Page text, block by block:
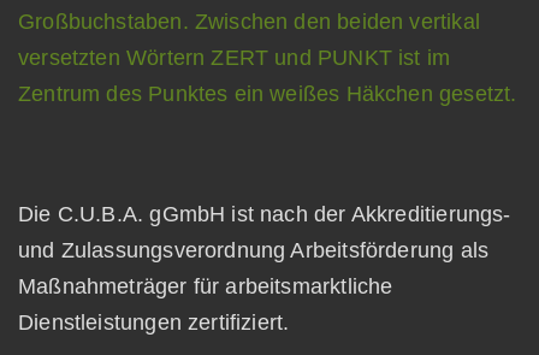
Die C.U.B.A. gGmbH ist nach der Akkreditierungs-
und Zulassungsverordnung Arbeitsförderung als
Maßnahmeträger für arbeitsmarktliche
Dienstleistungen zertifiziert.